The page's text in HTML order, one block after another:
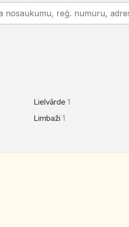
Lielvārde 1
Limbaži 1